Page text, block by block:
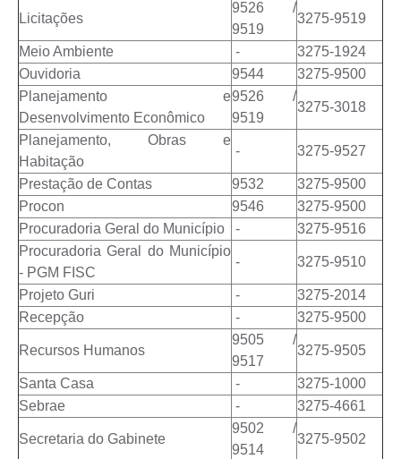
Licitações
9526 /
9519
3275-9519
Meio Ambiente -
3275-1924
Ouvidoria
9544
3275-9500
Planejamento e
Desenvolvimento Econômico
9526 /
9519
3275-3018
Planejamento, Obras e
Habitação
- 3275-9527
Prestação de Contas 9532
3275-9500
Procon
9546
3275-9500
Procuradoria Geral do Município
-
3275-9516
Procuradoria Geral do Município
- PGM FISC
- 3275-9510
Projeto Guri -
3275-2014
Recepção
- 3275-9500
Recursos Humanos
9505 /
9517
3275-9505
Santa Casa -
3275-1000
Sebrae
- 3275-4661
Secretaria do Gabinete
9502 /
9514
3275-9502